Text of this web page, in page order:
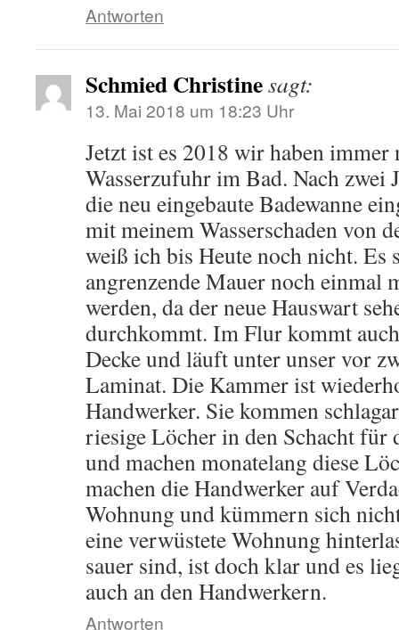
Antworten
Schmied Christinesagt:
13. Mai 2018 um 18:23 Uhr
Jetzt ist es 2018 wir haben immer
Wasserzufuhr im Bad. Nach zwei
die neu eingebaute Badewanne
mit meinem Wasserschaden von
weiß ich bis Heute noch nicht. Es
angrenzende Mauer noch einmal
werden, da der neue Hauswart
durchkommt. Im Flur kommt
Decke und läuft unter unser vor
Laminat. Die Kammer ist
Handwerker. Sie kommen
riesige Löcher in den Schacht für
und machen monatelang diese
machen die Handwerker auf
Wohnung und kümmern sich
eine verwüstete Wohnung
sauer sind, ist doch klar und es
auch an den Handwerkern.
Antworten